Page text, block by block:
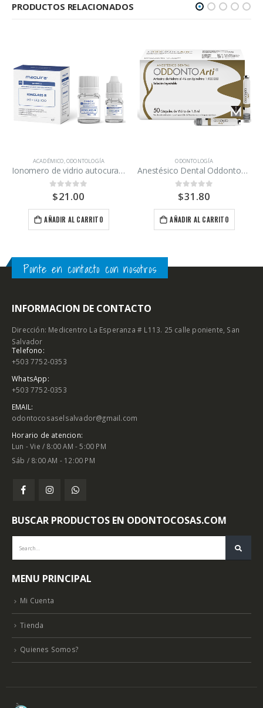
PRODUCTOS RELACIONADOS
ACADÉMICO,ODONTOLOGÍA
Ionomero de vidrio autocurado Ionglass R Maquira
0out of 5
$21.00
AÑADIR AL CARRITO
ODONTOLOGÍA
Anestésico Dental Oddontoarti 50 cartuchos
0out of 5
$31.80
AÑADIR AL CARRITO
Ponte en contacto con nosotros
INFORMACION DE CONTACTO
Dirección: Medicentro La Esperanza # L113. 25 calle poniente, San
Salvador
Telefono:
+503 7752-0353
WhatsApp:
+503 7752-0353
EMAIL:
odontocosaselsalvador@gmail.com
Horario de atencion:
Lun - Vie / 8:00 AM - 5:00 PM
Sáb / 8:00 AM - 12:00 PM
BUSCAR PRODUCTOS EN ODONTOCOSAS.COM
MENU PRINCIPAL
Mi Cuenta
Tienda
Quienes Somos?